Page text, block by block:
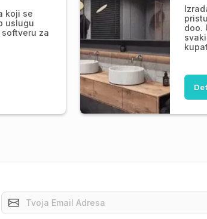
koji se
uslugu
za
doo.